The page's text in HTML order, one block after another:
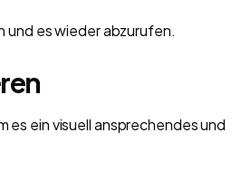
und es wieder abzurufen.
es ein visuell ansprechendes und